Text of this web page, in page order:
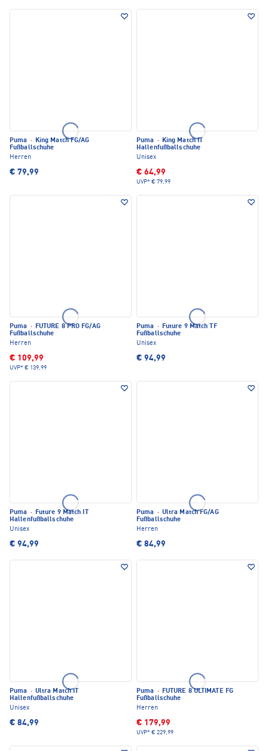
Puma · King Match FG/AG
Fußballschuhe
Herren
€ 79,99
Puma · King Match IT
Hallenfußballschuhe
Unisex
€ 64,99
UVP* € 79,99
Puma · FUTURE 8 PRO FG/AG
Fußballschuhe
Herren
€ 109,99
UVP* € 139,99
Puma · Future 9 Match TF
Fußballschuhe
Unisex
€ 94,99
Puma · Future 9 Match IT
Hallenfußballschuhe
Unisex
€ 94,99
Puma · Ultra Match FG/AG
Fußballschuhe
Herren
€ 84,99
Puma · Ultra Match IT
Hallenfußballschuhe
Unisex
€ 84,99
Puma · FUTURE 8 ULTIMATE FG
Fußballschuhe
Herren
€ 179,99
UVP* € 229,99